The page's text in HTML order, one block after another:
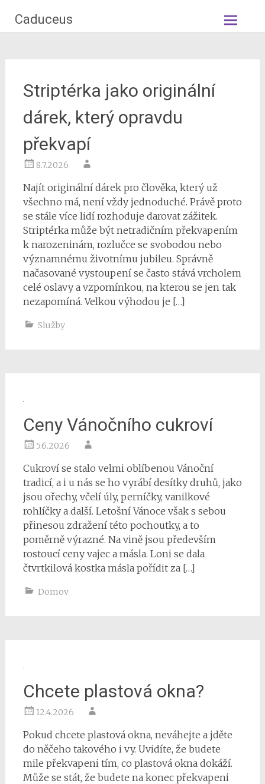
Caduceus
Skip
to
Striptérka jako originální
dárek, který opravdu
překvapí
8.7.2026
Najít originální dárek pro člověka, který už
všechno má, není vždy jednoduché. Právě proto
se stále více lidí rozhoduje darovat zážitek.
Striptérka může být netradičním překvapením
k narozeninám, rozlučce se svobodou nebo
významnému životnímu jubileu. Správně
načasované vystoupení se často stává vrcholem
celé oslavy a vzpomínkou, na kterou se jen tak
nezapomíná. Velkou výhodou je […]
Služby
Ceny Vánočního cukroví
5.6.2026
Cukroví se stalo velmi oblíbenou Vánoční
tradicí, a i u nás se ho vyrábí desítky druhů, jako
jsou ořechy, včelí úly, perníčky, vanilkové
rohlíčky a další. Letošní Vánoce však s sebou
přinesou zdražení této pochoutky, a to
poměrně výrazné. Na vině jsou především
rostoucí ceny vajec a másla. Loni se dala
čtvrtkilová kostka másla pořídit za […]
Domov
Chcete plastová okna?
12.4.2026
Pokud chcete plastová okna, neváhejte a jděte
do něčeho takového i vy. Uvidíte, že budete
mile překvapeni tím, co plastová okna dokáží.
Může se stát, že budete na konec překvapeni